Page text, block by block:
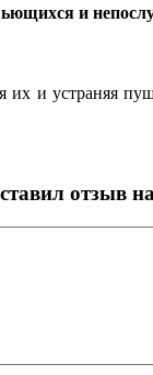
и
и устраняя
отзыв